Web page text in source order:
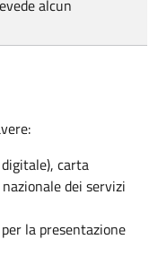
alcun
carta
dei servizi
la presentazione